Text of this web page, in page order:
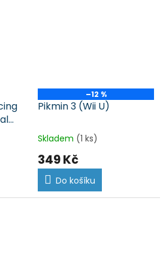
–12 %
Pikmin 3 (Wii U)
Skladem (1 ks)
349 Kč
Do košíku